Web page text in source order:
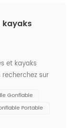
kayaks
et kayaks
sur
nombreuses
les pieds. Le
Gonflable
Portable